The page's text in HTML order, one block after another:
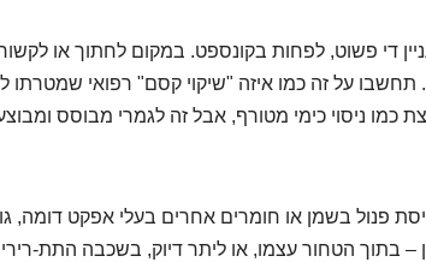
די פשוט, לפחות בקונספט. במקום לחתוך או
תחשבו על זה כמו איזה "שיקוי קסם" רפואי שמטרתו
כמו ניסוי כימי מטורף, אבל זה לגמרי מבוסס
פנול בשמן או חומרים אחרים בעלי אפקט דומה,
– בתוך הטחור עצמו, או ליתר דיוק, בשכבה התת-